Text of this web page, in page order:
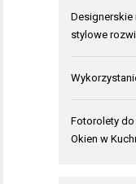
stylowe
Fotorolety do
Okien w